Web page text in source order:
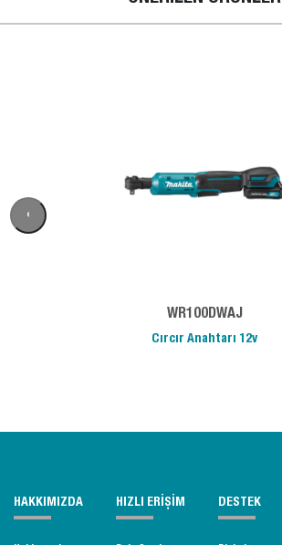
WR100DWAJ
Cırcır Anahtarı 12v
‹
HAKKIMIZDA HIZLI ERİŞİM DESTEK